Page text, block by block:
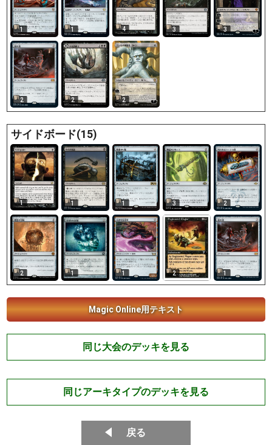
1 1 4 3 3
2 2 2
サイドボード(15)
1 1 1 3 2
2 1 1 2 1
Magic Online用テキスト
同じ大会のデッキを見る
同じアーキタイプのデッキを見る
戻る